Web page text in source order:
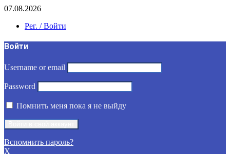
07.08.2026
Рег. / Войти
Войти
Username or email
Password
Помнить меня пока я не выйду
Вспомнить пароль?
X